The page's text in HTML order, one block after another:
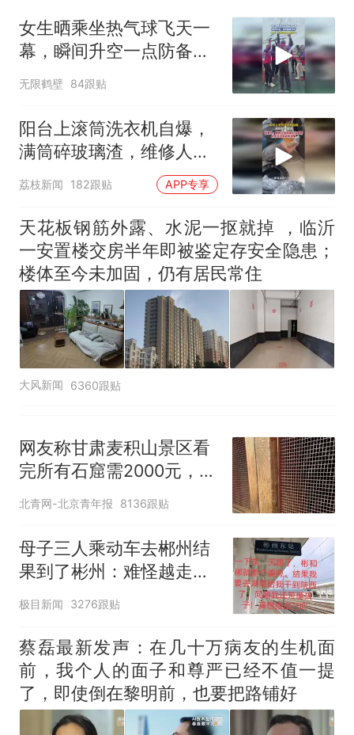
家，刚改国名，总统就邀请中
国大使骑行绕了几乎整个国境
线一圈，还曾两次到中国寻根
5万的小车卖不动，40万以上
的抢着买
浙江人戒备 "白海豚"已创我国
视频丨只要一枚命中就能让航
母瘫痪 轰-6J实力有多强？
泰州父亲的手写家书遗失30
年，网友淘到后寄给女儿：花
全部作废，公平么？
女生晒乘坐热气球飞天一
幕，瞬间升空一点防备都
没有
无限鹤壁 84跟贴
阳台上滚筒洗衣机自爆，
满筒碎玻璃渣，维修人员
称是人为原因，从未见过
荔枝新闻 182跟贴 APP专享
天花板钢筋外露、水泥一抠就掉 ，临沂
一安置楼交房半年即被鉴定存安全隐患；
楼体至今未加固，仍有居民常住
大风新闻 6360跟贴
网友称甘肃麦积山景区看
完所有石窟需2000元，景
区：部分石窟受特别保
护，游客可按需买
北青网-北京青年报 8136跟贴
母子三人乘动车去郴州结
果到了彬州：难怪越走越
冷
极目新闻 3276跟贴
蔡磊最新发声：在几十万病友的生机面
前，我个人的面子和尊严已经不值一提
了，即使倒在黎明前，也要把路铺好